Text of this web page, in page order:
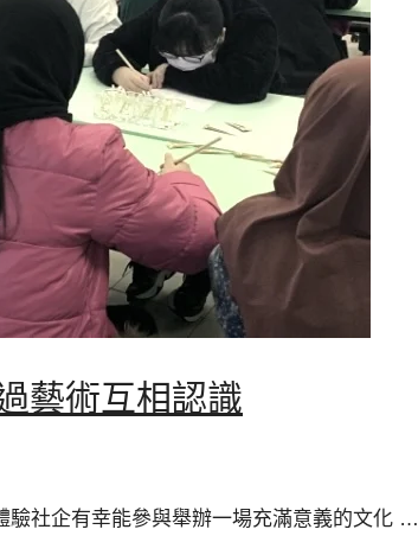
藝術互相認識
驗社企有幸能參與舉辦一場充滿意義的文化 …